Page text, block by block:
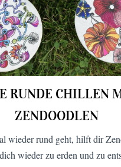
RUNDE CHILLEN
ZENDOODLEN
wieder rund geht, hilft dir
wieder zu erden und zu